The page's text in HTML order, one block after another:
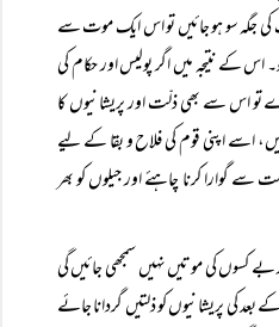
کی جگہ سو ہو جائیں تو اس ایک موت سے
کے نتیجہ میں اگر پولیس اور حکام کی
تو اس سے بھی ذلّت اور پریشانیوں کا
اسے اپنی قوم کی فلاح و بقا کے لیے
گوارا کرنا چاہئے اور جیلوں کو بھر
کسوں کی موتیں نہیں سمجھی جائیں گی
کی پریشانیوں کو ذلتیں گردانا جائے